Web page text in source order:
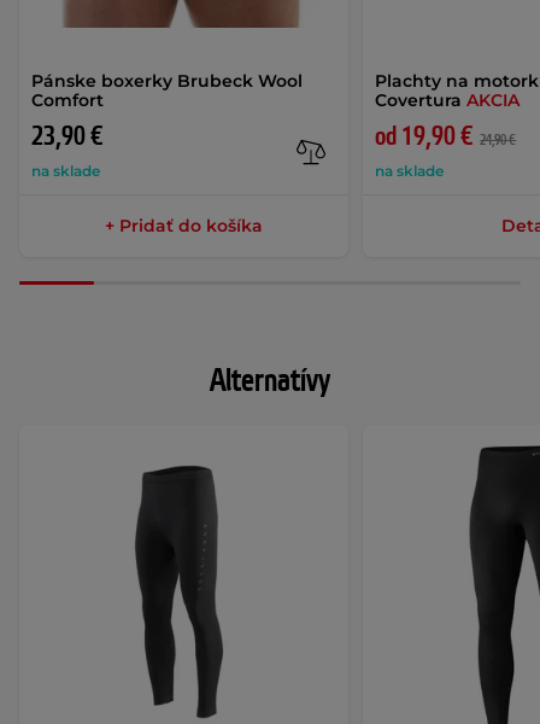
Pánske boxerky Brubeck Wool
Comfort
23,90 €
na sklade
+ Pridať do košíka
Plachty na
CoverturaAKCIA
od 19,90 € 24,90 €
na sklade
Alternatívy